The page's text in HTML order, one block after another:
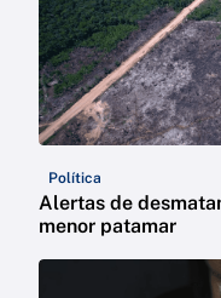
Política
Alertas de
menor patamar